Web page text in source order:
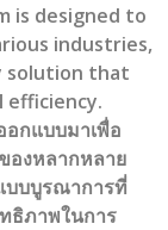
is designed to
industries,
solution that
efficiency.
อกแบบมาเพื่อ
องหลากหลาย
บบบูรณาการที่
ธิภาพในการ